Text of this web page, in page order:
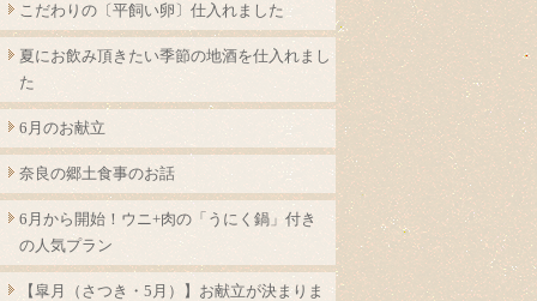
こだわりの〔平飼い卵〕仕入れました
夏にお飲み頂きたい季節の地酒を仕入れまし
た
6月のお献立
奈良の郷土食事のお話
6月から開始！ウニ+肉の「うにく鍋」付き
の人気プラン
【皐月（さつき・5月）】お献立が決まりま